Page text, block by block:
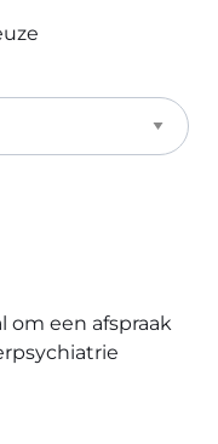
om een afspraak